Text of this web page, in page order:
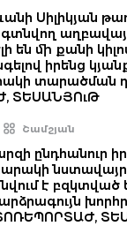
Սիլիկյան
են մի քանի
իրենց
տարածման
ՏԵՍԱՆՅՈւԹ
Շամշյան
ընդհանուր
է բզկտված